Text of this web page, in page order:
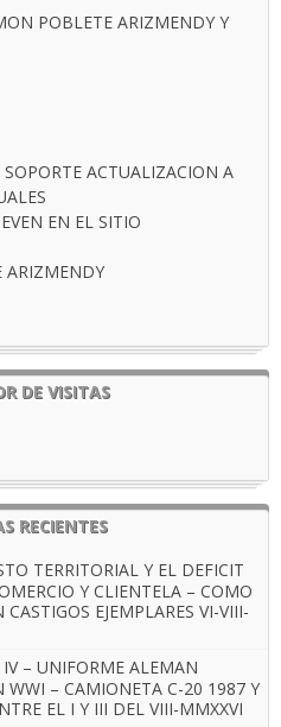
POBLETE ARIZMENDY Y
ACTUALIZACION A
EN EL SITIO
ARIZMENDY
DE VISITAS
RECIENTES
TERRITORIAL Y EL DEFICIT
Y CLIENTELA – COMO
EJEMPLARES VI-VIII-
– UNIFORME ALEMAN
WWI – CAMIONETA C-20 1987 Y
EL I Y III DEL VIII-MMXXVI